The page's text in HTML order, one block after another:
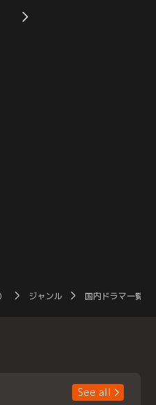
形跡のある江戸前寿司の盛り合わせ
が残されていた。また、店内のゴミ
ジャンル 国内ドラマ一覧（
See all